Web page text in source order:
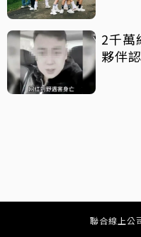
2千萬
夥伴
聯合線上公